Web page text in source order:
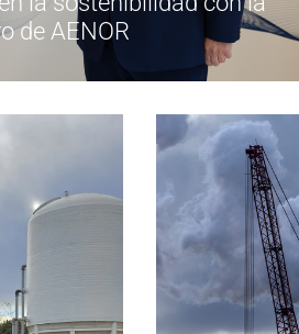
de AENOR